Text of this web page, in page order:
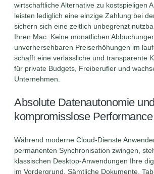
wirtschaftliche Alternative zu kostspieligen
leisten lediglich eine einzige Zahlung bei
sichern sich eine zeitlich unbegrenzt
Ihren Mac. Keine monatlichen
unvorhersehbaren Preiserhöhungen im
schafft eine verlässliche und transparente
für private Budgets, Freiberufler und
Unternehmen.
Absolute Datenautonomie und
kompromisslose Performance
Während moderne Cloud-Dienste
permanenten Synchronisation zwingen,
klassischen Desktop-Anwendungen Ihre
im Vordergrund. Sämtliche Dokumente,